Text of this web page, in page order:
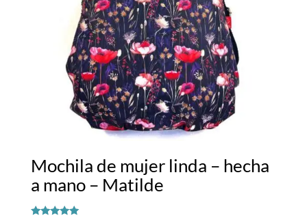
Mochila de mujer linda – hecha
a mano – Matilde